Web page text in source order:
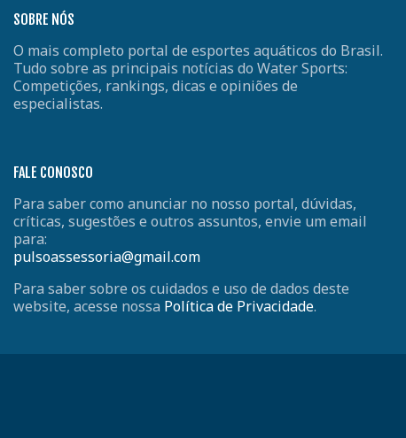
SOBRE NÓS
O mais completo portal de esportes aquáticos do Brasil.
Tudo sobre as principais notícias do Water Sports:
Competições, rankings, dicas e opiniões de
especialistas.
FALE CONOSCO
Para saber como anunciar no nosso portal, dúvidas,
críticas, sugestões e outros assuntos, envie um email
para:
pulsoassessoria@gmail.com
Para saber sobre os cuidados e uso de dados deste
website, acesse nossa Política de Privacidade.